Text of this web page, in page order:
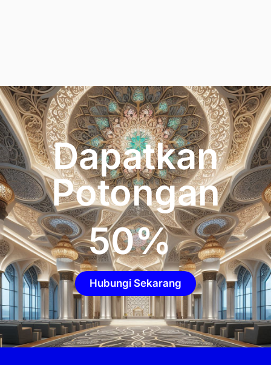
Dapatkan
Potongan
50%
Hubungi Sekarang